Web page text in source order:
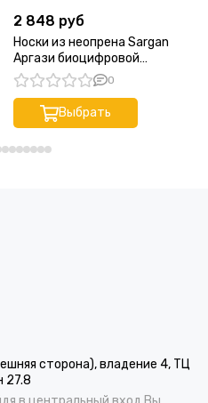
2 848 руб
Носки из неопрена Sargan
Аргази биоцифровой
камуфляж "РДЕСТ 2.0" 5 мм
0
Выбрать
сторона), владение 4, ТЦ
27.8